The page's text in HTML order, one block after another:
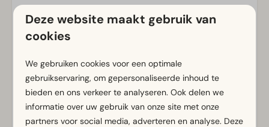
Gratis Wifi
Parkeergelegenheid nabij vakantieverblijf
Badkamer(s) beneden: 1
Douche(cabine)
Toilet(ten) in badkamer(s): 1
Toon meer ↓
Deze website maakt gebruik van
cookies
We gebruiken cookies voor een optimale
gebruikservaring, om gepersonaliseerde inhoud te
bieden en ons verkeer te analyseren. Ook delen we
informatie over uw gebruik van onze site met onze
partners voor social media, adverteren en analyse. Deze